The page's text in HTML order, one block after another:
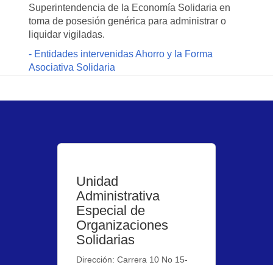
Superintendencia de la Economía Solidaria en
toma de posesión genérica para administrar o
liquidar vigiladas.
- Entidades intervenidas Ahorro y la Forma
Asociativa Solidaria
Unidad
Administrativa
Especial de
Organizaciones
Solidarias
Dirección: Carrera 10 No 15-